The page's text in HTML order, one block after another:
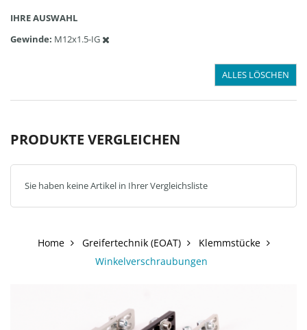
IHRE AUSWAHL
Gewinde M12x1.5-IG
ALLES LÖSCHEN
PRODUKTE VERGLEICHEN
Sie haben keine Artikel in Ihrer Vergleichsliste
Home Greifertechnik (EOAT)
Klemmstücke
Winkelverschraubungen